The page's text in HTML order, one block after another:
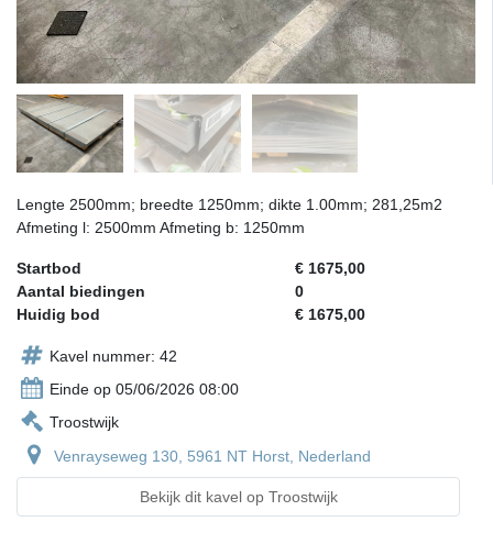
Lengte 2500mm; breedte 1250mm; dikte 1.00mm; 281,25m2
Afmeting l: 2500mm Afmeting b: 1250mm
Startbod
€ 1675,00
Aantal biedingen
0
Huidig bod
€ 1675,00
Kavel nummer: 42
Einde op 05/06/2026 08:00
Troostwijk
Venrayseweg 130, 5961 NT Horst, Nederland
Bekijk dit kavel op Troostwijk